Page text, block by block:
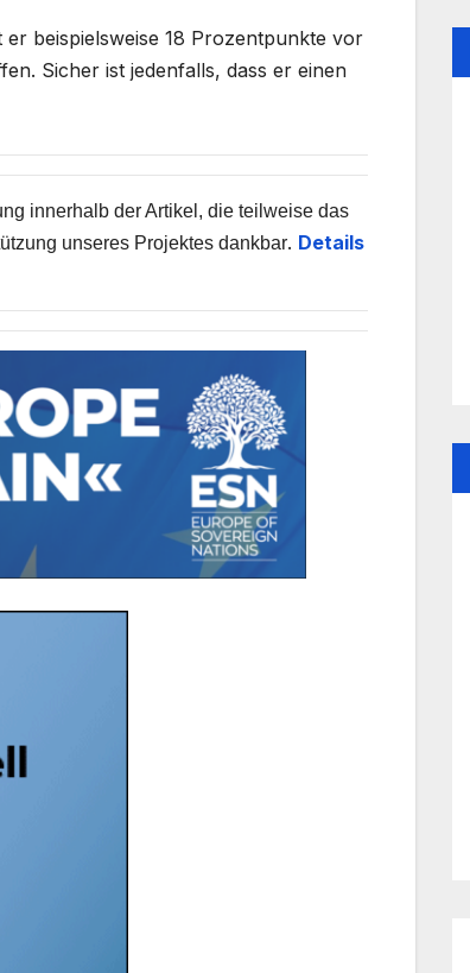
beispielsweise 18 Prozentpunkte vor
Sicher ist jedenfalls, dass er einen
innerhalb der Artikel, die teilweise das
unseres Projektes dankbar. Details